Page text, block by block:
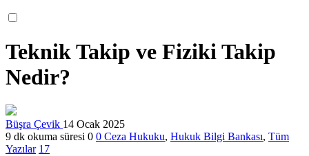
Teknik Takip ve Fiziki Takip
Nedir?
Büşra Çevik 14 Ocak 2025
9 dk okuma süresi 0 0 Ceza Hukuku, Hukuk Bilgi Bankası, Tüm
Yazılar 17